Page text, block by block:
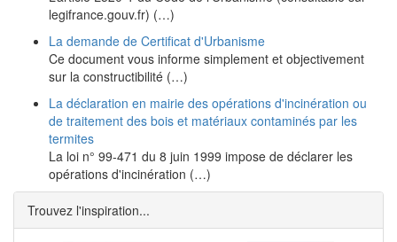
legifrance.gouv.fr) (…)
La demande de Certificat d'Urbanisme
Ce document vous informe simplement et objectivement
sur la constructibilité (…)
La déclaration en mairie des opérations d'incinération ou
de traitement des bois et matériaux contaminés par les
termites
La loi n° 99-471 du 8 juin 1999 impose de déclarer les
opérations d'incinération (…)
Trouvez l'inspiration...